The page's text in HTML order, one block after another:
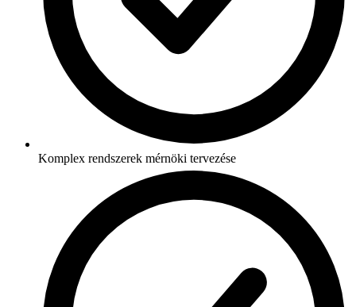
Komplex rendszerek mérnöki tervezése